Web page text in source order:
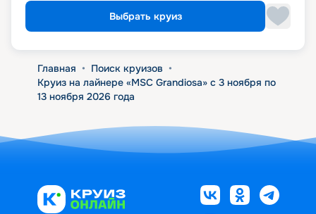
Выбрать круиз
Главная • Поиск круизов •
Круиз на лайнере «MSC Grandiosa» с 3 ноября по
13 ноября 2026 года